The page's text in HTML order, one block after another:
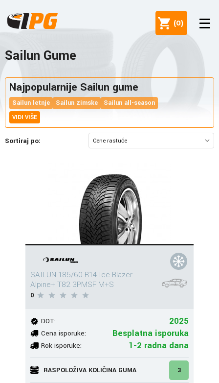
(0)
Sailun Gume
Najpopularnije Sailun gume
Sailun letnje Sailun zimske Sailun all-season
VIDI VIŠE
Sortiraj po:
SAILUN 185/60 R14 Ice Blazer
Alpine+ T82 3PMSF M+S
0
DOT: 2025
Cena isporuke: Besplatna isporuka
Rok isporuke: 1-2 radna dana
RASPOLOŽIVA KOLIČINA GUMA 3